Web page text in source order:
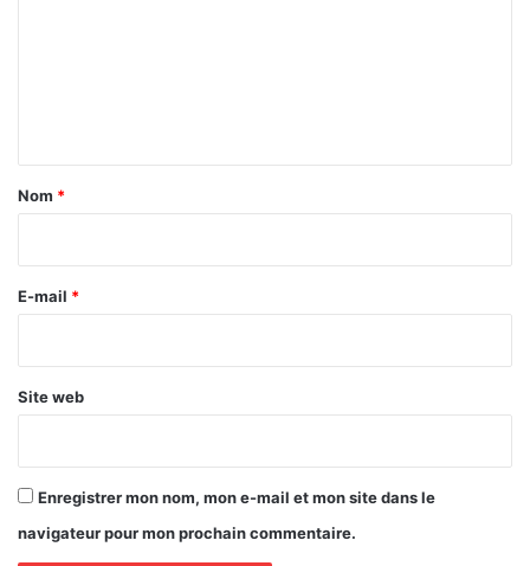
a
e
Nom *
E-mail *
Site web
Enregistrer mon nom, mon e-mail et mon site dans le
navigateur pour mon prochain commentaire.